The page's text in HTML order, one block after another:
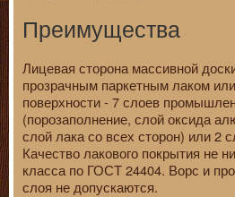
Преимущества
Лицевая сторона массивной
прозрачным паркетным лаком
поверхности - 7 слоев
(порозаполнение, слой оксида
слой лака со всех сторон) или 2
Качество лакового покрытия не
класса по ГОСТ 24404. Ворс и
слоя не допускаются.